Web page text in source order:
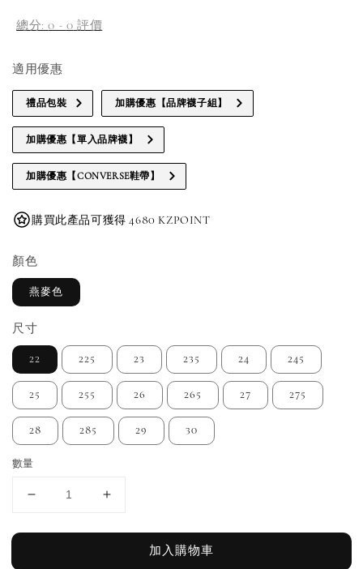
總分:0 - 0 評價
適用優惠
禮品包裝 加購優惠【品牌襪子組】
加購優惠【單入品牌襪】
加購優惠【CONVERSE鞋帶】
購買此產品可獲得 4680 KZPOINT
顏色
燕麥色
尺寸
22 225 23 235 24 245
25 255 26 265 27 275
28 285 29 30
數量
加入購物車